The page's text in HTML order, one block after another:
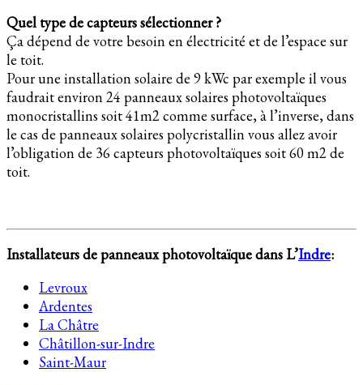
Quel type de capteurs sélectionner ?
Ça dépend de votre besoin en électricité et de l’espace sur
le toit.
Pour une installation solaire de 9 kWc par exemple il vous
faudrait environ 24 panneaux solaires photovoltaïques
monocristallins soit 41m2 comme surface, à l’inverse, dans
le cas de panneaux solaires polycristallin vous allez avoir
l’obligation de 36 capteurs photovoltaïques soit 60 m2 de
toit.
Installateurs de panneaux photovoltaïque dans L’Indre:
Levroux
Ardentes
La Châtre
Châtillon-sur-Indre
Saint-Maur